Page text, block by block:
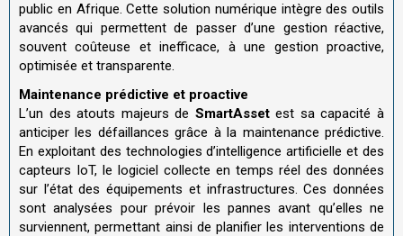
public en Afrique. Cette solution numérique intègre des outils
avancés qui permettent de passer d’une gestion réactive,
souvent coûteuse et inefficace, à une gestion proactive,
optimisée et transparente.
Maintenance prédictive et proactive
L’un des atouts majeurs de SmartAssetest sa capacité à
anticiper les défaillances grâce à la maintenance prédictive.
En exploitant des technologies d’intelligence artificielle et des
capteurs IoT, le logiciel collecte en temps réel des données
sur l’état des équipements et infrastructures. Ces données
sont analysées pour prévoir les pannes avant qu’elles ne
surviennent, permettant ainsi de planifier les interventions de